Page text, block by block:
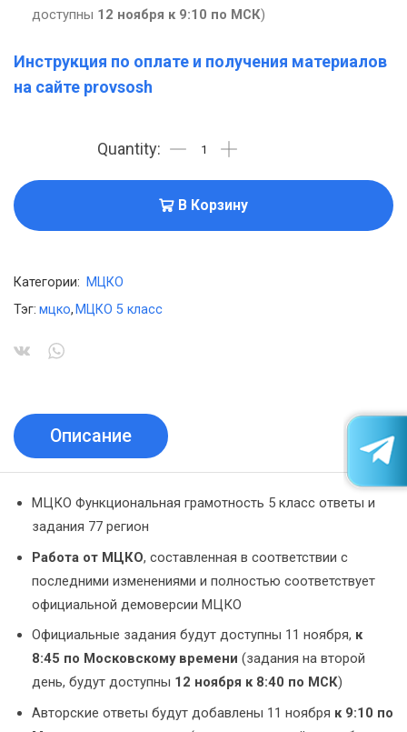
доступны 12 ноября к 9:10 по МСК)
Инструкция по оплате и получения материалов
на сайте provsosh
В Корзину
Категории: МЦКО
Тэг: мцко, МЦКО 5 класс
Описание
МЦКО Функциональная грамотность 5 класс ответы и
задания 77 регион
Работа от МЦКО, составленная в соответствии с
последними изменениями и полностью соответствует
официальной демоверсии МЦКО
Официальные задания будут доступны 11 ноября, к
8:45 по Московскому времени (задания на второй
день, будут доступны 12 ноября к 8:40 по МСК)
Авторские ответы будут добавлены 11 ноября к 9:10 по